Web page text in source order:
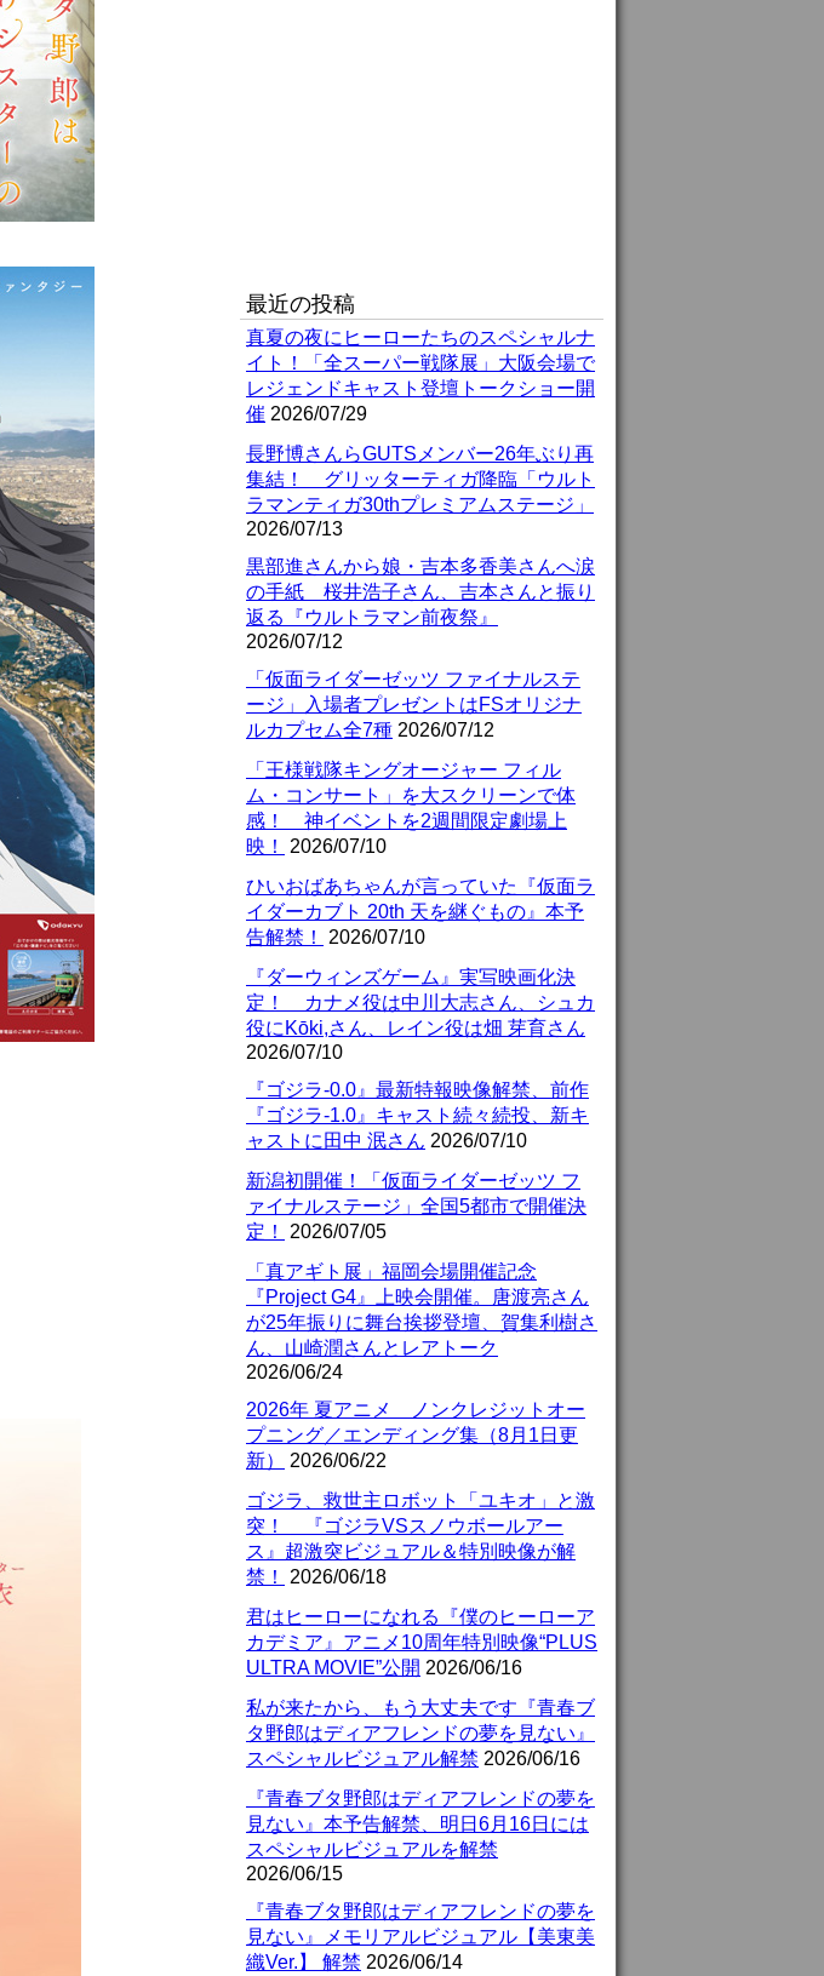
最近の投稿
真夏の夜にヒーローたちのスペシャルナ
イト！「全スーパー戦隊展」大阪会場で
レジェンドキャスト登壇トークショー開
催 2026/07/29
長野博さんらGUTSメンバー26年ぶり再
集結！ グリッターティガ降臨「ウルト
ラマンティガ30thプレミアムステージ」
2026/07/13
黒部進さんから娘・吉本多香美さんへ涙
の手紙 桜井浩子さん、吉本さんと振り
返る『ウルトラマン前夜祭』
2026/07/12
「仮面ライダーゼッツ ファイナルステ
ージ」入場者プレゼントはFSオリジナ
ルカプセム全7種 2026/07/12
「王様戦隊キングオージャー フィル
ム・コンサート」を大スクリーンで体
感！ 神イベントを2週間限定劇場上
映！
2026/07/10
ひいおばあちゃんが言っていた『仮面ラ
イダーカブト 20th 天を継ぐもの』本予
告解禁！
2026/07/10
『ダーウィンズゲーム』実写映画化決
定！ カナメ役は中川大志さん、シュカ
役にKōki,さん、レイン役は畑 芽育さん
2026/07/10
『ゴジラ-0.0』最新特報映像解禁、前作
『ゴジラ-1.0』キャスト続々続投、新キ
ャストに田中 泯さん 2026/07/10
新潟初開催！「仮面ライダーゼッツ フ
ァイナルステージ」全国5都市で開催決
定！
2026/07/05
「真アギト展」福岡会場開催記念
『Project G4』上映会開催。唐渡亮さん
が25年振りに舞台挨拶登壇、賀集利樹さ
ん、山崎潤さんとレアトーク
2026/06/24
2026年 夏アニメ ノンクレジットオー
プニング／エンディング集（8月1日更
新）
2026/06/22
ゴジラ、救世主ロボット「ユキオ」と激
突！ 『ゴジラVSスノウボールアー
ス』超激突ビジュアル＆特別映像が解
禁！
2026/06/18
君はヒーローになれる『僕のヒーローア
カデミア』アニメ10周年特別映像“PLUS
ULTRA MOVIE”公開 2026/06/16
私が来たから、もう大丈夫です『青春ブ
タ野郎はディアフレンドの夢を見ない』
スペシャルビジュアル解禁 2026/06/16
『青春ブタ野郎はディアフレンドの夢を
見ない』本予告解禁、明日6月16日には
スペシャルビジュアルを解禁
2026/06/15
『青春ブタ野郎はディアフレンドの夢を
見ない』メモリアルビジュアル【美東美
織Ver.】 解禁 2026/06/14